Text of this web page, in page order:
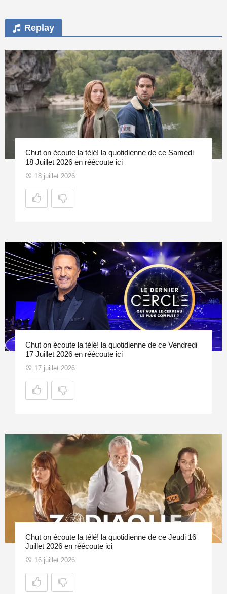
Replay
Chut on écoute la télé! la quotidienne de ce Samedi
18 Juillet 2026 en réécoute ici
18 juillet 2026
Chut on écoute la télé! la quotidienne de ce Vendredi
17 Juillet 2026 en réécoute ici
17 juillet 2026
Chut on écoute la télé! la quotidienne de ce Jeudi 16
Juillet 2026 en réécoute ici
16 juillet 2026